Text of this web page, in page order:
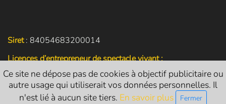
Siret: 84054683200014
Licences d’entrepreneur de spectacle vivant :
L-R-24-1786 (catégorie 1 - exploitant)
L-R-24-1822 (catégorie 2 - producteur)
Ce site ne dépose pas de cookies à objectif publicitaire ou
autre usage qui utiliserait vos données personnelles. Il
n'est lié à aucun site tiers. En savoir plus Fermer